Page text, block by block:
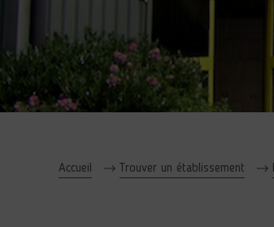
Accueil Trouver un établissement